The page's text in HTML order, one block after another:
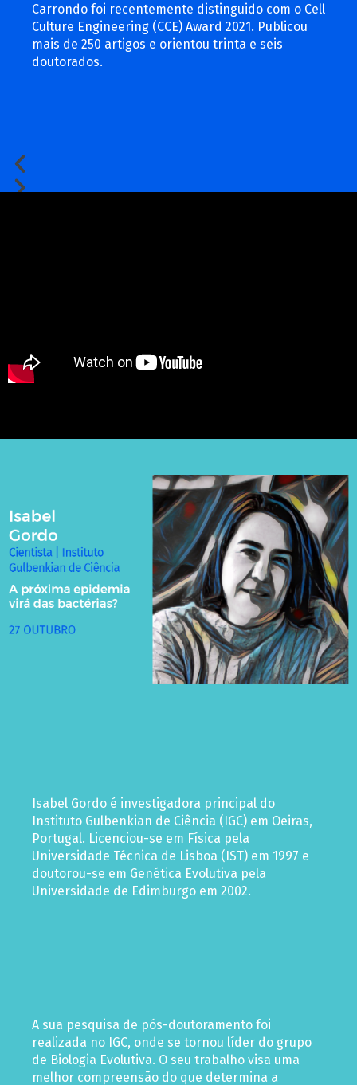
Carrondo foi recentemente distinguido com o Cell
Culture Engineering (CCE) Award 2021. Publicou
mais de 250 artigos e orientou trinta e seis
doutorados.
Isabel Gordo é investigadora principal do
Instituto Gulbenkian de Ciência (IGC) em Oeiras,
Portugal. Licenciou-se em Física pela
Universidade Técnica de Lisboa (IST) em 1997 e
doutorou-se em Genética Evolutiva pela
Universidade de Edimburgo em 2002.
A sua pesquisa de pós-doutoramento foi
realizada no IGC, onde se tornou líder do grupo
de Biologia Evolutiva. O seu trabalho visa uma
melhor compreensão do que determina a